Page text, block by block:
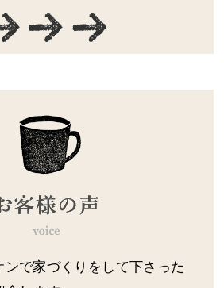
ンで家づくりをして下さった